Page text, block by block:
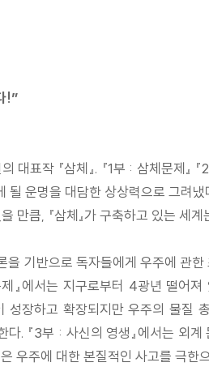
!”
표작 『삼체』. 『1부 : 삼체문제』
운명을 대담한 상상력으로 그려
만큼, 『삼체』가 구축하고 있는 세
을 기반으로 독자들에게 우주에 관
』에서는 지구로부터 4광년 떨어
성장하고 확장되지만 우주의 물
. 『3부 : 사신의 영생』에서는 외
우주에 대한 본질적인 사고를 극한